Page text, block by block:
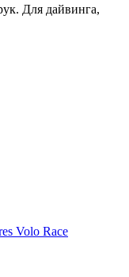
Для дайвинга,
Volo Race